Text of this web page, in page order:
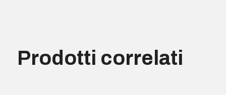
Prodotti correlati